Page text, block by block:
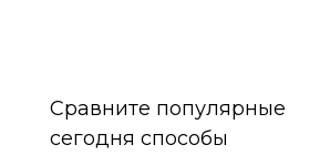
Сравните популярные
сегодня способы